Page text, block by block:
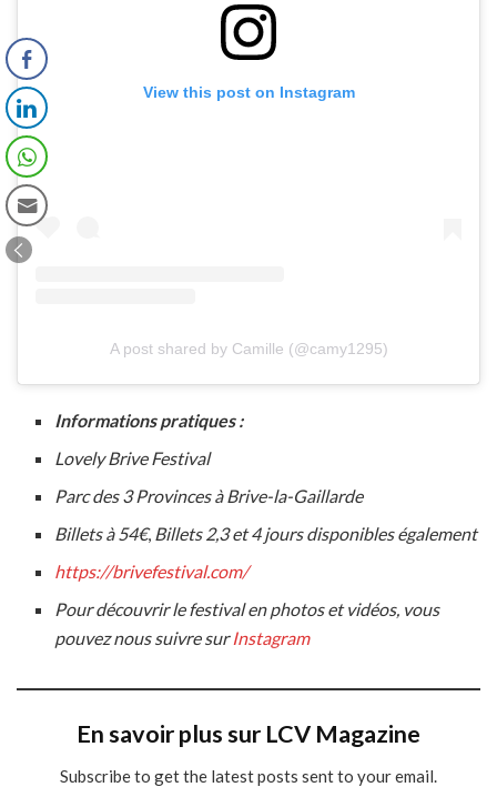
View this post on Instagram
A post shared by Camille (@camy1295)
Informations pratiques :
Lovely Brive Festival
Parc des 3 Provinces à Brive-la-Gaillarde
Billets à 54€, Billets 2,3 et 4 jours disponibles également
https://brivefestival.com/
Pour découvrir le festival en photos et vidéos, vous
pouvez nous suivre surInstagram
En savoir plus sur LCV Magazine
Subscribe to get the latest posts sent to your email.